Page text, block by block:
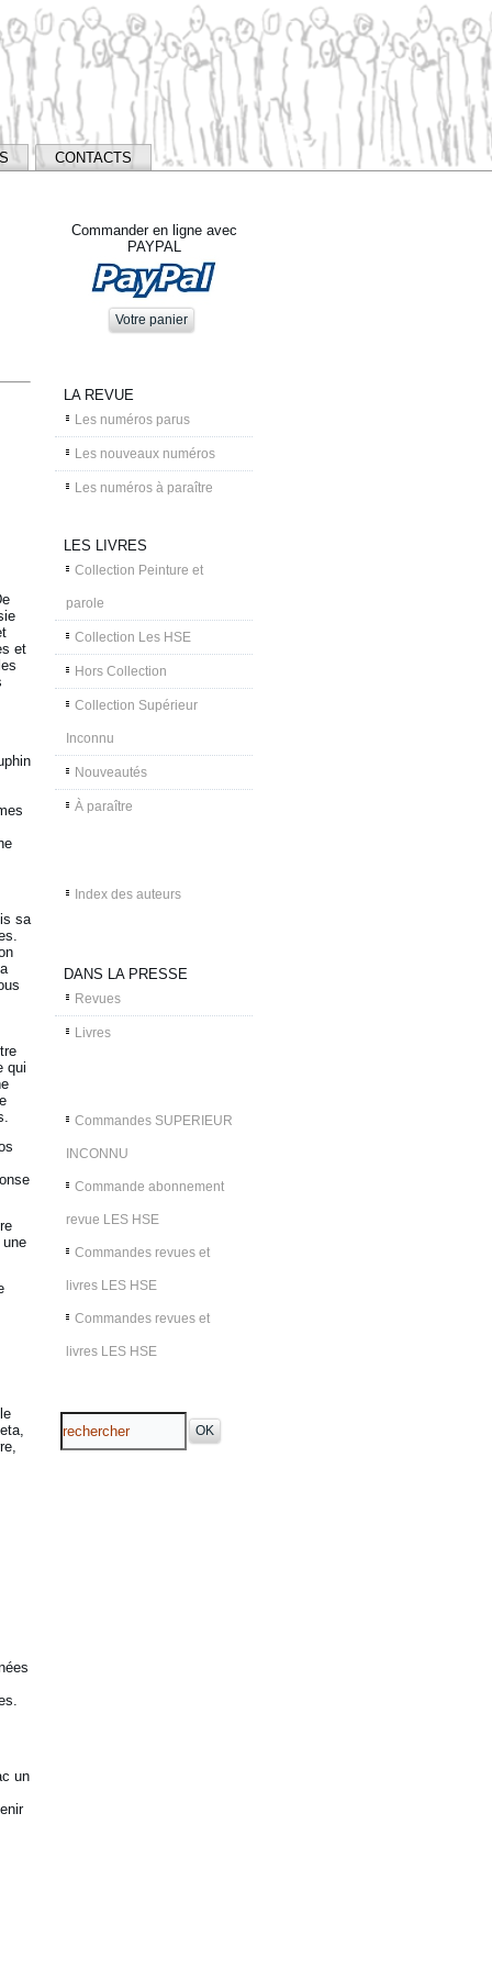
CONTACTS
et
sa
qui
un
Commander en ligne avec
PAYPAL
LA REVUE
Les numéros parus
Les nouveaux numéros
Les numéros à paraître
LES LIVRES
Collection Peinture et
parole
Collection Les HSE
Hors Collection
Collection Supérieur
Inconnu
Nouveautés
À paraître
Index des auteurs
DANS LA PRESSE
Revues
Livres
Commandes SUPERIEUR
INCONNU
Commande abonnement
revue LES HSE
Commandes revues et
livres LES HSE
Commandes revues et
livres LES HSE